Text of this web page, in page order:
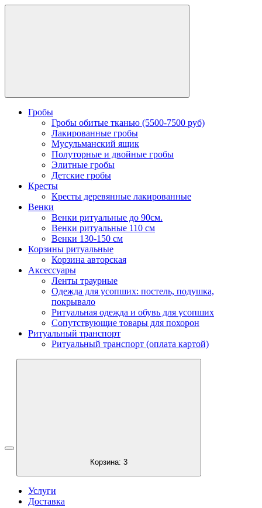
Гробы
Гробы обитые тканью (5500-7500 руб)
Лакированные гробы
Мусульманский ящик
Полуторные и двойные гробы
Элитные гробы
Детские гробы
Кресты
Кресты деревянные лакированные
Венки
Венки ритуальные до 90см.
Венки ритуальные 110 см
Венки 130-150 см
Корзины ритуальные
Корзина авторская
Аксессуары
Ленты траурные
Одежда для усопших: постель, подушка,
покрывало
Ритуальная одежда и обувь для усопших
Сопутствующие товары для похорон
Ритуальный транспорт
Ритуальный транспорт (оплата картой)
Корзина: 3
Услуги
Доставка